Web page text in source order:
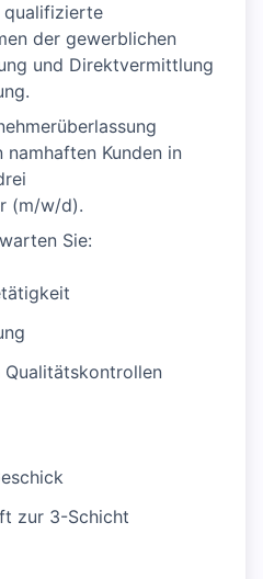
qualifizierte
der gewerblichen
und Direktvermittlung
Kunden in
(m/w/d).
Sie:
zur 3-Schicht